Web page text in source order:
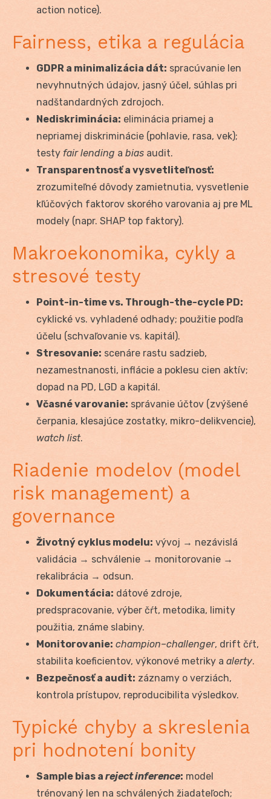
action notice).
Fairness, etika a regulácia
GDPR a minimalizácia dát: spracúvanie len
nevyhnutných údajov, jasný účel, súhlas pri
nadštandardných zdrojoch.
Nediskriminácia: eliminácia priamej a
nepriamej diskriminácie (pohlavie, rasa, vek);
testy fair lending a bias audit.
Transparentnosť a vysvetliteľnosť:
zrozumiteľné dôvody zamietnutia, vysvetlenie
kľúčových faktorov skorého varovania aj pre ML
modely (napr. SHAP top faktory).
Makroekonomika, cykly a
stresové testy
Point-in-time vs. Through-the-cycle PD:
cyklické vs. vyhladené odhady; použitie podľa
účelu (schvaľovanie vs. kapitál).
Stresovanie: scenáre rastu sadzieb,
nezamestnanosti, inflácie a poklesu cien aktív;
dopad na PD, LGD a kapitál.
Včasné varovanie: správanie účtov (zvýšené
čerpania, klesajúce zostatky, mikro-delikvencie),
watch list.
Riadenie modelov (model
risk management) a
governance
Životný cyklus modelu: vývoj → nezávislá
validácia → schválenie → monitorovanie →
rekalibrácia → odsun.
Dokumentácia: dátové zdroje,
predspracovanie, výber čŕt, metodika, limity
použitia, známe slabiny.
Monitorovanie: champion–challenger, drift čŕt,
stabilita koeficientov, výkonové metriky a alerty.
Bezpečnosť a audit: záznamy o verziách,
kontrola prístupov, reproducibilita výsledkov.
Typické chyby a skreslenia
pri hodnotení bonity
Sample bias a reject inference: model
trénovaný len na schválených žiadateľoch;